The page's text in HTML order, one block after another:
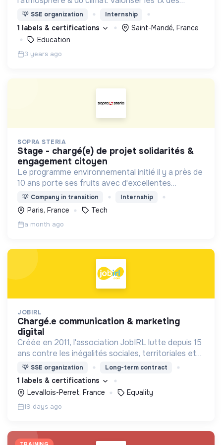
chercheurs Sensibiliser le public, médias, acteurs
de la vie éco et sociale, enseignants et scolaires.
💡 SSE organization Internship
1 labels & certifications
Saint-Mandé, France
Education
3 years ago
SOPRA STERIA
stage - chargé(e) de projet solidarités &
engagement citoyen
Le programme environnemental initié il y a près de
10 ans porte ses fruits avec d'excellentes
performances, le Groupe se classe parmi les
leaders de l'action contre le changement
climatique
💡 Company in transition Internship
Paris, France Tech
a month ago
JOBIRL
chargé.e communication & marketing
digital
Créée en 2011, l'association JobIRL lutte depuis 15
ans contre les inégalités sociales, territoriales et
de genre dans l’orientation et l’insertion
professionnelle.
💡 SSE organization Long-term contract
1 labels & certifications
Levallois-Perret, France
Equality
19 days ago